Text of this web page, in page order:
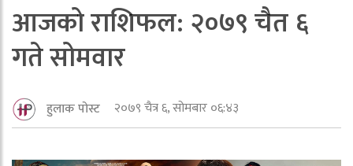
आजको राशिफल: २०७९ चैत ६
गते सोमवार
हुलाक पोस्ट २०७९ चैत्र ६, सोमबार ०६:४३